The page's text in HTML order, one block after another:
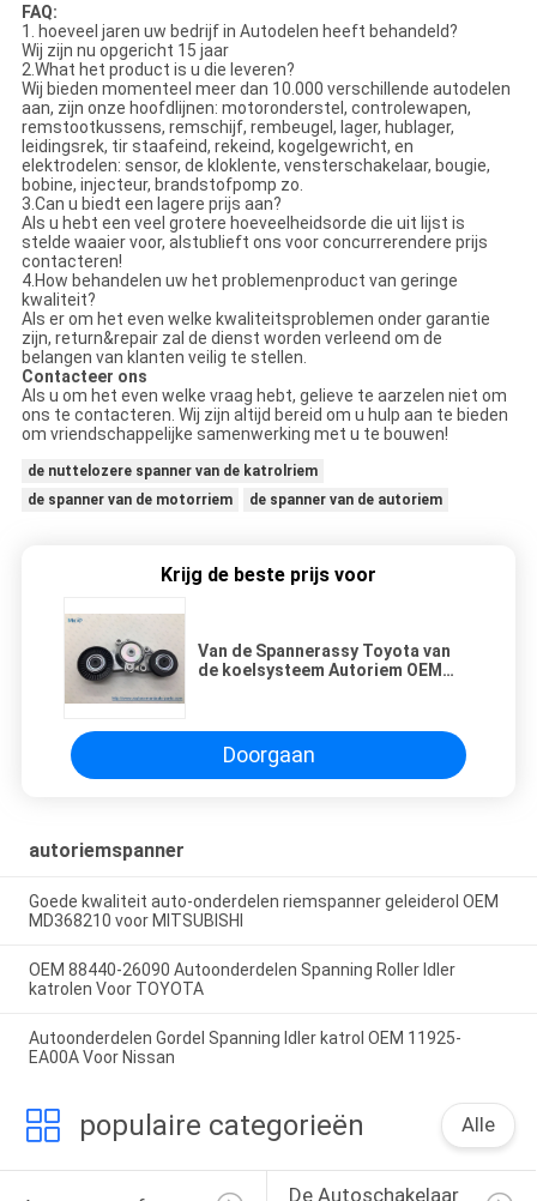
FAQ:
1. hoeveel jaren uw bedrijf in Autodelen heeft behandeld?
Wij zijn nu opgericht 15 jaar
2.What het product is u die leveren?
Wij bieden momenteel meer dan 10.000 verschillende autodelen
aan, zijn onze hoofdlijnen: motoronderstel, controlewapen,
remstootkussens, remschijf, rembeugel, lager, hublager,
leidingsrek, tir staafeind, rekeind, kogelgewricht, en
elektrodelen: sensor, de kloklente, vensterschakelaar, bougie,
bobine, injecteur, brandstofpomp zo.
3.Can u biedt een lagere prijs aan?
Als u hebt een veel grotere hoeveelheidsorde die uit lijst is
stelde waaier voor, alstublieft ons voor concurrerendere prijs
contacteren!
4.How behandelen uw het problemenproduct van geringe
kwaliteit?
Als er om het even welke kwaliteitsproblemen onder garantie
zijn, return&repair zal de dienst worden verleend om de
belangen van klanten veilig te stellen.
Contacteer ons
Als u om het even welke vraag hebt, gelieve te aarzelen niet om
ons te contacteren. Wij zijn altijd bereid om u hulp aan te bieden
om vriendschappelijke samenwerking met u te bouwen!
de nuttelozere spanner van de katrolriem
de spanner van de motorriem
de spanner van de autoriem
Krijg de beste prijs voor
Van de Spannerassy Toyota van
de koelsysteem Autoriem OEM
Doorgaan
autoriemspanner
Goede kwaliteit auto-onderdelen riemspanner geleiderol OEM
MD368210 voor MITSUBISHI
OEM 88440-26090 Autoonderdelen Spanning Roller Idler
katrolen Voor TOYOTA
Autoonderdelen Gordel Spanning Idler katrol OEM 11925-
EA00A Voor Nissan
populaire categorieën Alle
De Autoschakelaar